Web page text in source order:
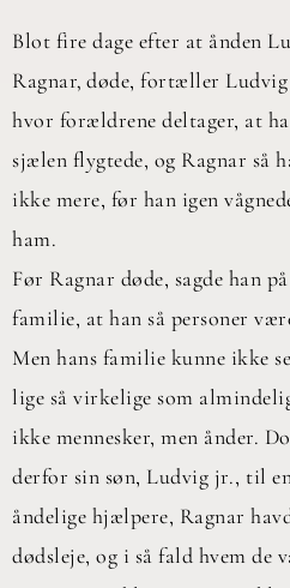
Blot fire dage efter at ånden
Ragnar‚ døde, fortæller Ludvig
hvor forældrene deltager, at
sjælen flygtede, og Ragnar så
ikke mere, før han igen
ham.
Før Ragnar døde, sagde han
familie, at han så personer
Men hans familie kunne ikke
lige så virkelige som
ikke mennesker, men ånder.
derfor sin søn, Ludvig jr., til
åndelige hjælpere, Ragnar
dødsleje, og i så fald hvem de